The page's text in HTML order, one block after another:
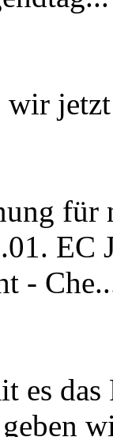
wir
für
EC
-
es
geben